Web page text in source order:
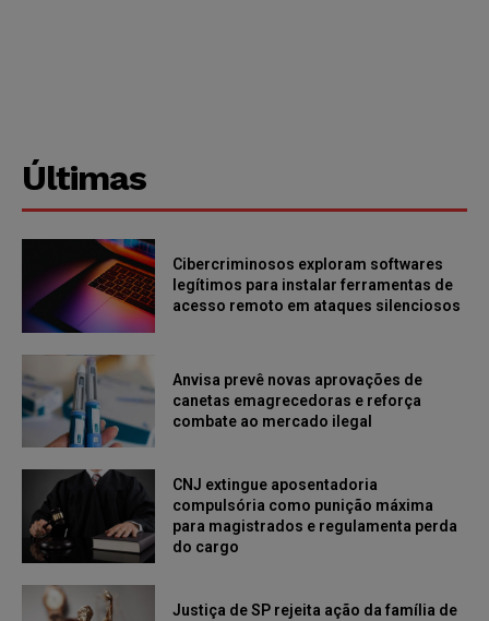
Últimas
Cibercriminosos exploram softwares
legítimos para instalar ferramentas de
acesso remoto em ataques silenciosos
Anvisa prevê novas aprovações de
canetas emagrecedoras e reforça
combate ao mercado ilegal
CNJ extingue aposentadoria
compulsória como punição máxima
para magistrados e regulamenta perda
do cargo
Justiça de SP rejeita ação da família de